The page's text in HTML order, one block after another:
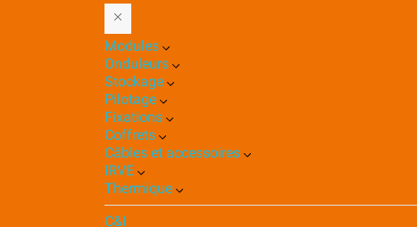
Modules
Onduleurs
Stockage
Pilotage
Fixations
Coffrets
Câbles et accessoires
IRVE
Thermique
C&I